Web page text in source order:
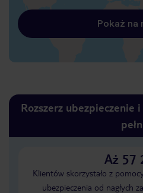
Pokaż na
Rozszerz ubezpieczenie
Aż 57
Klientów skorzystało z
ubezpieczenia od nagłych